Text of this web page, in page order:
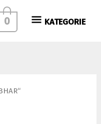
KATEGORIE
KATEGORIE
0